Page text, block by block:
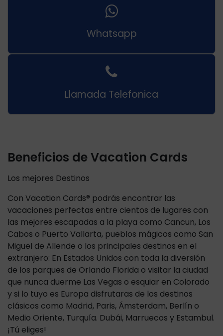
Whatsapp
Llamada Telefonica
Beneficios de Vacation Cards
Los mejores Destinos
Con Vacation Cards® podrás encontrar las
vacaciones perfectas entre cientos de lugares con
las mejores escapadas a la playa como Cancun, Los
Cabos o Puerto Vallarta, pueblos mágicos como San
Miguel de Allende o los principales destinos en el
extranjero: En Estados Unidos con toda la diversión
de los parques de Orlando Florida o visitar la ciudad
que nunca duerme Las Vegas o esquiar en Colorado
y si lo tuyo es Europa disfrutaras de los destinos
clásicos como Madrid, Paris, Ámsterdam, Berlín o
Medio Oriente, Turquía. Dubái, Marruecos y Estambul.
¡Tú eliges!